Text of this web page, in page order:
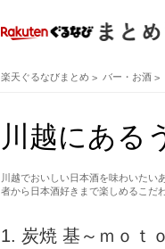
楽天ぐるなびまとめ バー・お酒
川越にある
川越でおいしい日本酒を味わいた
者から日本酒好きまで楽しめるこだ
1. 炭焼 基～ｍｏｔ